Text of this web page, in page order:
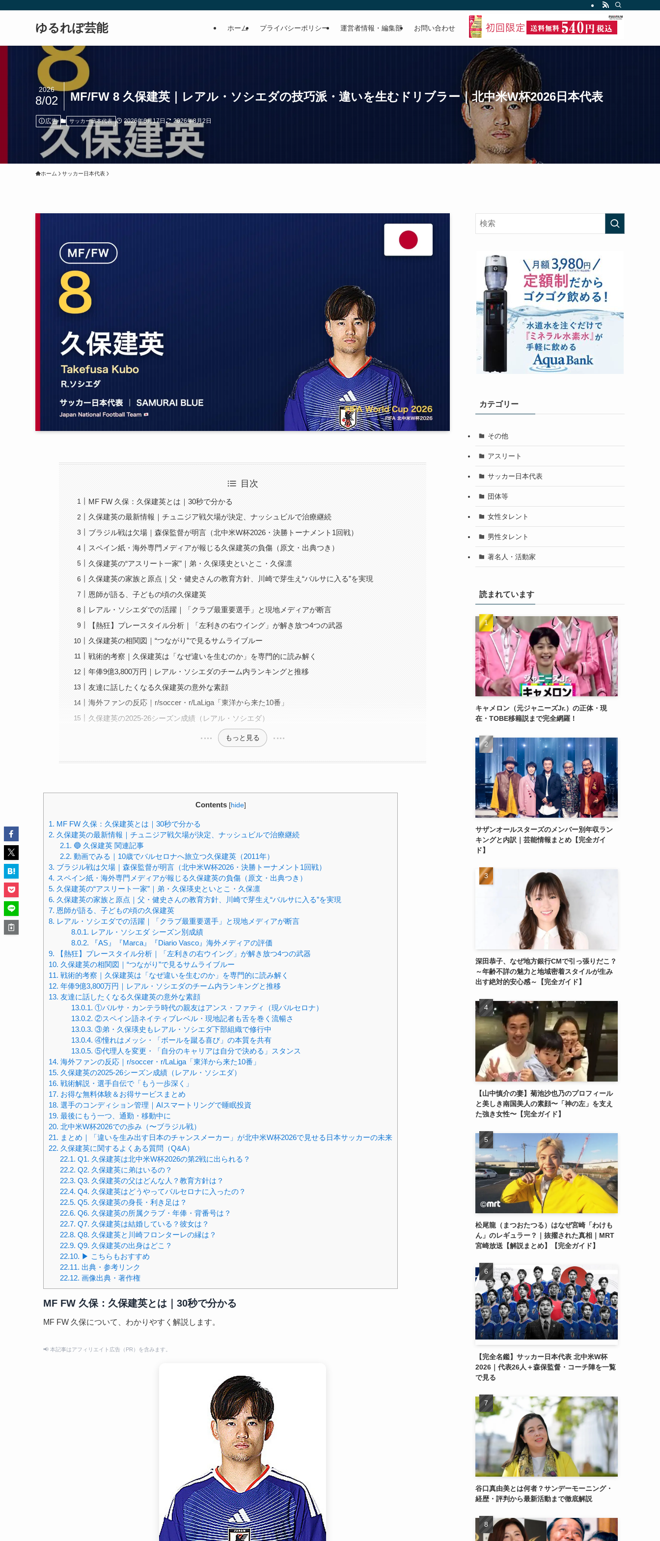
ゆるれぽ芸能 ホーム プライバシーポリシー 運営者情報・編集部 お問い合わせ
MF/FW 8 久保建英｜レアル・ソシエダの技巧派・違いを生むドリブラー｜北中米W杯2026日本代表
2026
8/02
広告 サッカー日本代表 2026年6月17日 2026年8月2日
ホーム サッカー日本代表
目次
MF FW 久保：久保建英とは｜30秒で分かる
久保建英の最新情報｜チュニジア戦欠場が決定、ナッシュビルで治療継続
ブラジル戦は欠場｜森保監督が明言（北中米W杯2026・決勝トーナメント1回戦）
スペイン紙・海外専門メディアが報じる久保建英の負傷（原文・出典つき）
久保建英の“アスリート一家”｜弟・久保瑛史といとこ・久保凛
久保建英の家族と原点｜父・健史さんの教育方針、川崎で芽生え“バルサに入る”を実現
恩師が語る、子どもの頃の久保建英
レアル・ソシエダでの活躍｜「クラブ最重要選手」と現地メディアが断言
【熱狂】プレースタイル分析｜「左利きの右ウイング」が解き放つ4つの武器
久保建英の相関図｜“つながり”で見るサムライブルー
戦術的考察｜久保建英は「なぜ違いを生むのか」を専門的に読み解く
年俸9億3,800万円｜レアル・ソシエダのチーム内ランキングと推移
友達に話したくなる久保建英の意外な素顔
海外ファンの反応｜r/soccer・r/LaLiga「東洋から来た10番」
久保建英の2025-26シーズン成績（レアル・ソシエダ）
もっと見る
Contents [hide]
1. MF FW 久保：久保建英とは｜30秒で分かる
2. 久保建英の最新情報｜チュニジア戦欠場が決定、ナッシュビルで治療継続
2.1. 🔵 久保建英 関連記事
2.2. 動画でみる｜10歳でバルセロナへ旅立つ久保建英（2011年）
3. ブラジル戦は欠場｜森保監督が明言（北中米W杯2026・決勝トーナメント1回戦）
4. スペイン紙・海外専門メディアが報じる久保建英の負傷（原文・出典つき）
5. 久保建英の“アスリート一家”｜弟・久保瑛史といとこ・久保凛
6. 久保建英の家族と原点｜父・健史さんの教育方針、川崎で芽生え“バルサに入る”を実現
7. 恩師が語る、子どもの頃の久保建英
8. レアル・ソシエダでの活躍｜「クラブ最重要選手」と現地メディアが断言
8.0.1. レアル・ソシエダ シーズン別成績
8.0.2. 『AS』『Marca』『Diario Vasco』海外メディアの評価
9. 【熱狂】プレースタイル分析｜「左利きの右ウイング」が解き放つ4つの武器
10. 久保建英の相関図｜“つながり”で見るサムライブルー
11. 戦術的考察｜久保建英は「なぜ違いを生むのか」を専門的に読み解く
12. 年俸9億3,800万円｜レアル・ソシエダのチーム内ランキングと推移
13. 友達に話したくなる久保建英の意外な素顔
13.0.1. ①バルサ・カンテラ時代の親友はアンス・ファティ（現バルセロナ）
13.0.2. ②スペイン語ネイティブレベル・現地記者も舌を巻く流暢さ
13.0.3. ③弟・久保瑛史もレアル・ソシエダ下部組織で修行中
13.0.4. ④憧れはメッシ・「ボールを蹴る喜び」の本質を共有
13.0.5. ⑤代理人を変更・「自分のキャリアは自分で決める」スタンス
14. 海外ファンの反応｜r/soccer・r/LaLiga「東洋から来た10番」
15. 久保建英の2025-26シーズン成績（レアル・ソシエダ）
16. 戦術解説・選手自伝で「もう一歩深く」
17. お得な無料体験＆お得サービスまとめ
18. 選手のコンディション管理｜AIスマートリングで睡眠投資
19. 最後にもう一つ、通勤・移動中に
20. 北中米W杯2026での歩み（〜ブラジル戦）
21. まとめ｜「違いを生み出す日本のチャンスメーカー」が北中米W杯2026で見せる日本サッカーの未来
22. 久保建英に関するよくある質問（Q&A）
22.1. Q1. 久保建英は北中米W杯2026の第2戦に出られる？
22.2. Q2. 久保建英に弟はいるの？
22.3. Q3. 久保建英の父はどんな人？教育方針は？
22.4. Q4. 久保建英はどうやってバルセロナに入ったの？
22.5. Q5. 久保建英の身長・利き足は？
22.6. Q6. 久保建英の所属クラブ・年俸・背番号は？
22.7. Q7. 久保建英は結婚している？彼女は？
22.8. Q8. 久保建英と川崎フロンターレの縁は？
22.9. Q9. 久保建英の出身はどこ？
22.10. ▶ こちらもおすすめ
22.11. 出典・参考リンク
22.12. 画像出典・著作権
MF FW 久保：久保建英とは｜30秒で分かる
MF FW 久保について、わかりやすく解説します。
📢 本記事はアフィリエイト広告（PR）を含みます。
カテゴリー
その他
アスリート
サッカー日本代表
団体等
女性タレント
男性タレント
著名人・活動家
読まれています
キャメロン（元ジャニーズJr.）の正体・現
在・TOBE移籍説まで完全網羅！
サザンオールスターズのメンバー別年収ラン
キングと内訳｜芸能情報まとめ【完全ガイ
ド】
深田恭子、なぜ地方銀行CMで引っ張りだこ？
～年齢不詳の魅力と地域密着スタイルが生み
出す絶対的安心感～【完全ガイド】
【山中慎介の妻】菊池沙也乃のプロフィール
と美しき南国美人の素顔〜「神の左」を支え
た強き女性〜【完全ガイド】
松尾龍（まつおたつる）はなぜ宮崎「わけも
ん」のレギュラー？｜抜擢された真相｜MRT
宮崎放送【解説まとめ】【完全ガイド】
【完全名鑑】サッカー日本代表 北中米W杯
2026｜代表26人＋森保監督・コーチ陣を一覧
で見る
谷口真由美とは何者？サンデーモーニング・
経歴・評判から最新活動まで徹底解説